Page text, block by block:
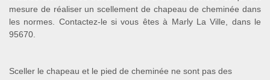
mesure de réaliser un scellement de chapeau de cheminée dans
les normes. Contactez-le si vous êtes à Marly La Ville, dans le
95670.
Sceller le chapeau et le pied de cheminée ne sont pas des